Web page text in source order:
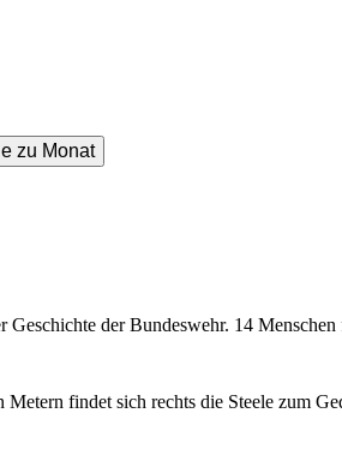
zu Monat
der Bundeswehr. 14
findet sich rechts die Steele zum